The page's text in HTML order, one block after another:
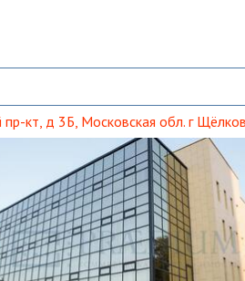
пр-кт, д 3Б, Московская обл. г